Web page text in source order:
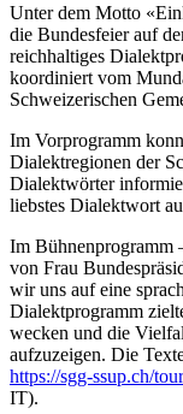
Unter dem Motto
die Bundesfeier auf
reichhaltiges
koordiniert vom
Schweizerischen
Im Vorprogramm
Dialektregionen der
Dialektwörter
liebstes Dialektwort
Im Bühnenprogramm
von Frau
wir uns auf eine
Dialektprogramm
wecken und die
aufzuzeigen. Die
https://sgg-ssup.ch/
IT).